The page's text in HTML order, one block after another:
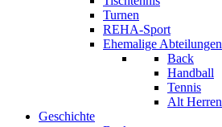
Turnen
REHA-Sport
Ehemalige Abteilungen
Back
Handball
Tennis
Alt Herren
Geschichte